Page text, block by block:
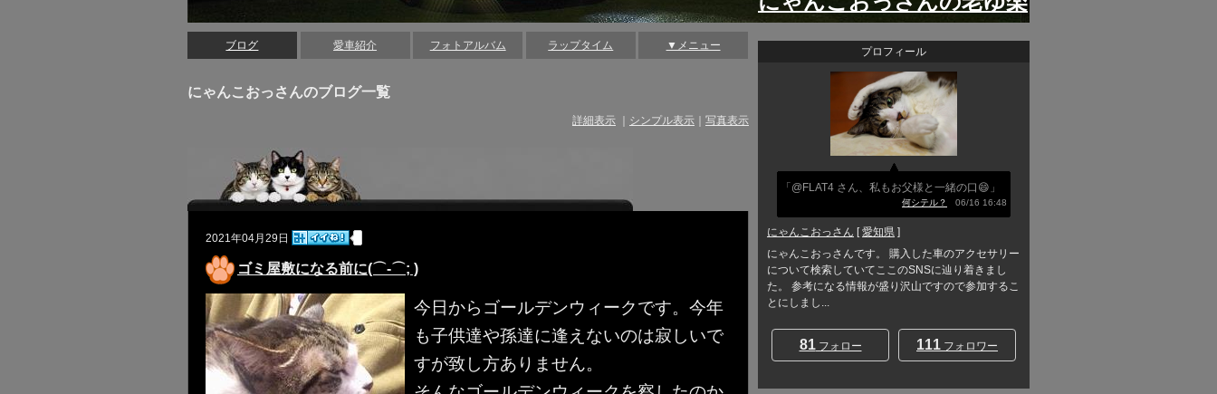
ブログ 愛車紹介 フォトアルバム ラップタイム ▼メニュー
にゃんこおっさんのブログ一覧
詳細表示 シンプル表示 写真表示
2021年04月29日
ゴミ屋敷になる前に(⌒-⌒; )
今日からゴールデンウィークです。今年
も子供達や孫達に逢えないのは寂しいで
すが致し方ありません。
プロフィール
「@FLAT4 さん、私もお父様と一緒の口😄」
何シテル？ 06/16 16:48
にゃんこおっさん [愛知県 ]
にゃんこおっさんです。 購入した車のアクセサリー
について検索していてここのSNSに辿り着きまし
た。 参考になる情報が盛り沢山ですので参加するこ
とにしまし...
81フォロー 111 フォロワー